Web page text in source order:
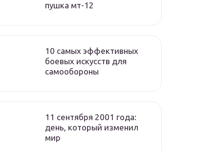
пушка мт-12
10 самых эффективных
боевых искусств для
самообороны
11 сентября 2001 года:
день, который изменил
мир